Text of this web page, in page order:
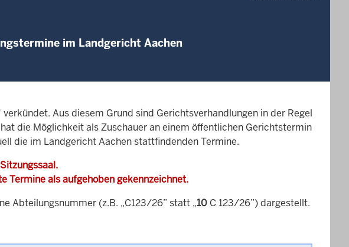
im Landgericht Aachen
Aus diesem Grund sind Gerichtsverhandlungen in der Regel
die Möglichkeit als Zuschauer an einem öffentlichen Gerichtstermin
die im Landgericht Aachen stattfindenden Termine.
Termine als aufgehoben gekennzeichnet.
Abteilungsnummer (z.B. „C123/26” statt „10 C 123/26”) dargestellt.